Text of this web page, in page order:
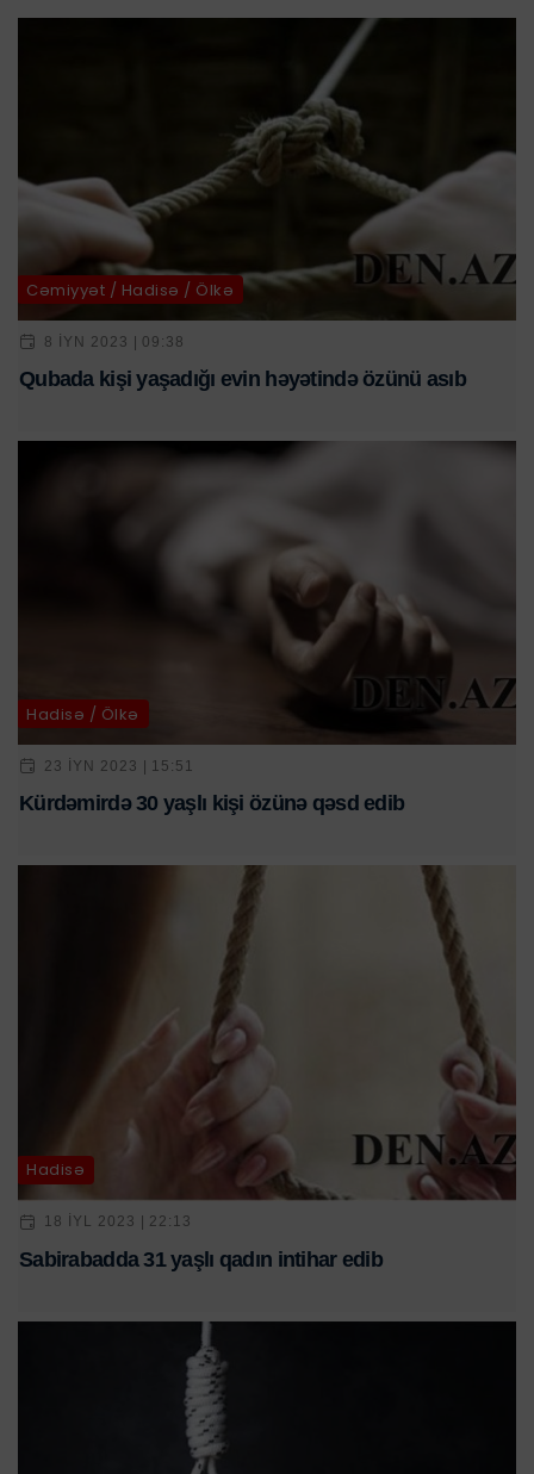
Cəmiyyət / Hadisə / Ölkə
8 IYN 2023 | 09:38
Qubada kişi yaşadığı evin həyətində özünü asıb
Hadisə / Ölkə
23 IYN 2023 | 15:51
Kürdəmirdə 30 yaşlı kişi özünə qəsd edib
Hadisə
18 IYL 2023 | 22:13
Sabirabadda 31 yaşlı qadın intihar edib